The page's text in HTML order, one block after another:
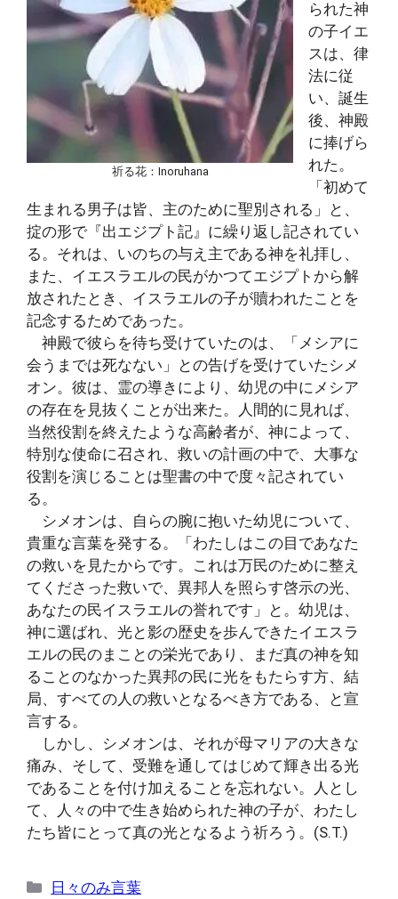
祈る花：Inoruhana
られた神
の子イエ
スは、律
法に従
い、誕生
後、神殿
に捧げら
れた。
「初めて
生まれる男子は皆、主のために聖別される」と、
掟の形で『出エジプト記』に繰り返し記されてい
る。それは、いのちの与え主である神を礼拝し、
また、イエスラエルの民がかつてエジプトから解
放されたとき、イスラエルの子が贖われたことを
記念するためであった。
神殿で彼らを待ち受けていたのは、「メシアに
会うまでは死なない」との告げを受けていたシメ
オン。彼は、霊の導きにより、幼児の中にメシア
の存在を見抜くことが出来た。人間的に見れば、
当然役割を終えたような高齢者が、神によって、
特別な使命に召され、救いの計画の中で、大事な
役割を演じることは聖書の中で度々記されてい
る。
シメオンは、自らの腕に抱いた幼児について、
貴重な言葉を発する。「わたしはこの目であなた
の救いを見たからです。これは万民のために整え
てくださった救いで、異邦人を照らす啓示の光、
あなたの民イスラエルの誉れです」と。幼児は、
神に選ばれ、光と影の歴史を歩んできたイエスラ
エルの民のまことの栄光であり、まだ真の神を知
ることのなかった異邦の民に光をもたらす方、結
局、すべての人の救いとなるべき方である、と宣
言する。
しかし、シメオンは、それが母マリアの大きな
痛み、そして、受難を通してはじめて輝き出る光
であることを付け加えることを忘れない。人とし
て、人々の中で生き始められた神の子が、わたし
たち皆にとって真の光となるよう祈ろう。(S.T.)
カ
日々のみ言葉